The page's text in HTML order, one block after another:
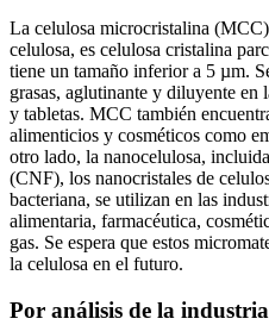
La celulosa microcristalina
celulosa, es celulosa cristalina
tiene un tamaño inferior a 5 µm.
grasas, aglutinante y diluyente en
y tabletas. MCC también
alimenticios y cosméticos como
otro lado, la nanocelulosa,
(CNF), los nanocristales de
bacteriana, se utilizan en las
alimentaria, farmacéutica,
gas. Se espera que estos
la celulosa en el futuro.
Por análisis de la